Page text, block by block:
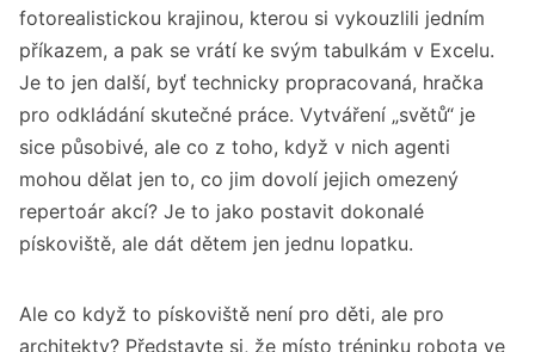
fotorealistickou krajinou, kterou si vykouzlili jedním
příkazem, a pak se vrátí ke svým tabulkám v Excelu.
Je to jen další, byť technicky propracovaná, hračka
pro odkládání skutečné práce. Vytváření „světů“ je
sice působivé, ale co z toho, když v nich agenti
mohou dělat jen to, co jim dovolí jejich omezený
repertoár akcí? Je to jako postavit dokonalé
pískoviště, ale dát dětem jen jednu lopatku.
Ale co když to pískoviště není pro děti, ale pro
architekty? Představte si, že místo tréninku robota ve